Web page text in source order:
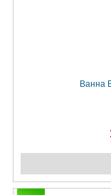
Ванна